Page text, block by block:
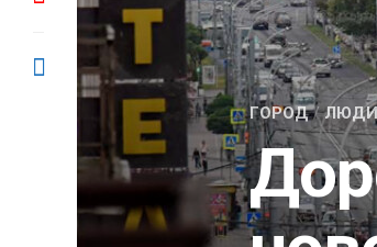
ГОРОД/ЛЮДИ